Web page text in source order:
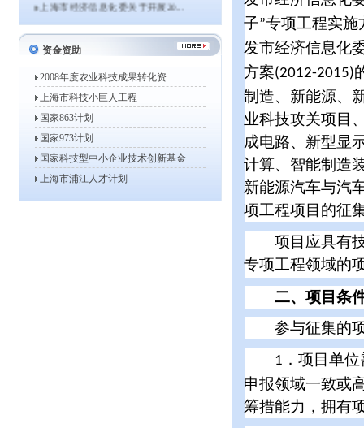
上海市经济信息化委关于开展20...
关于组织申报2014年度上海市...
上海市经济信息化委关于组织申报...
2013年度高新技术企业认定工...
2013年高新技术企业复审、更...
2013年度上海市软件和集成电...
2013年度第一批上海市信息化...
2013年度上海市战略性新兴产...
2013年度上海市科技小巨人工...
资金资助
2008年度农业科技成果转化资...
上海市科技小巨人工程
国家863计划
国家973计划
国家科技型中小企业技术创新基金
上海市浦江人才计划
子”专项工程实施
发市经济信息化
方案(2012-2015)
制造、新能源、
业科技攻关项目
成电路、新型显
计算、智能制造
新能源汽车与汽
项工程项目的征
项目应具有技
专项工程领域的
二、项目条
参与征集的项
1 ．项目单
申报领域一致或
筹措能力，拥有